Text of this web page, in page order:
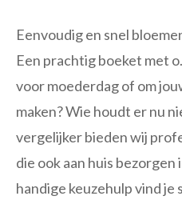
Eenvoudig en snel
Een prachtig boeket met
voor moederdag of om
maken? Wie houdt er nu
vergelijker bieden wij
die ook aan huis bezorgen
handige keuzehulp vind je